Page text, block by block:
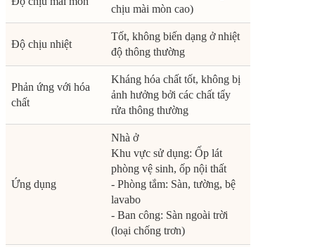
chịu mài mòn cao)
Độ chịu nhiệt
Tốt, không biến dạng ở nhiệt
độ thông thường
Phản ứng với hóa
chất
Kháng hóa chất tốt, không bị
ảnh hưởng bởi các chất tẩy
rửa thông thường
Ứng dụng
Nhà ở
Khu vực sử dụng: Ốp lát
phòng vệ sinh, ốp nội thất
- Phòng tắm: Sàn, tường, bệ
lavabo
- Ban công: Sàn ngoài trời
(loại chống trơn)